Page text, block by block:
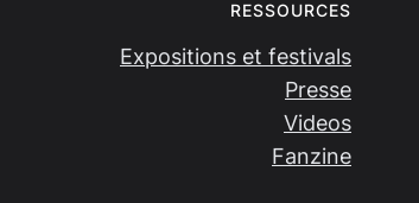
RESSOURCES
Expositions et festivals
Presse
Videos
Fanzine